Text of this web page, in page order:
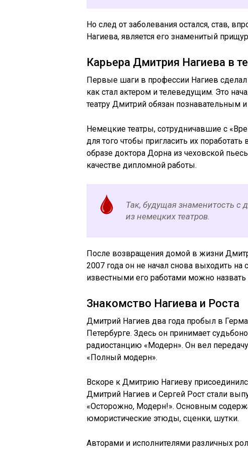
Но след от заболевания остался, став,
Нагиева, является его знаменитый
Карьера Дмитрия Нагиева в
Первые шаги в профессии Нагиев сделал
как стал актером и телеведущим. Это
театру Дмитрий обязан познавательным
Немецкие театры, сотрудничавшие с
для того чтобы пригласить их
образе доктора Дорна из чеховской
качестве дипломной работы.
Так, будущая знаменитость с
из немецких театров.
После возвращения домой в жизни
2007 года он не начал снова выходить
известными его работами можно
Знакомство Нагиева и Роста
Дмитрий Нагиев два года пробыл в
Петербурге. Здесь он принимает
радиостанцию «Модерн». Он вел
«Полный модерн».
Вскоре к Дмитрию Нагиеву
Дмитрий Нагиев и Сергей Рост стали
«Осторожно, Модерн!». Основным
юмористические этюды, сценки, шутки.
Авторами и исполнителями различных